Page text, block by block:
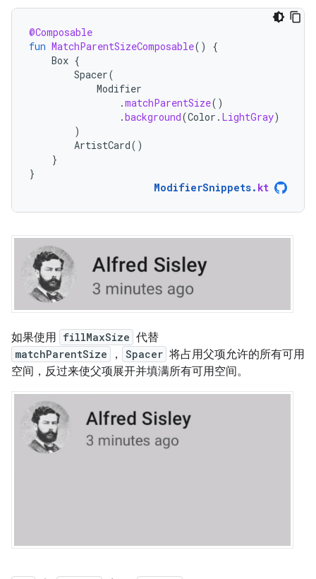
@Composable
fun MatchParentSizeComposable()
{
Box {
Spacer(
Modifier
.matchParentSize()
.background(Color . LightGray)
)
ArtistCard()
}
}
ModifierSnippets. kt
如果使用 fillMaxSize 代替
matchParentSize ， Spacer 将占用父项允许的所有可用
空间，反过来使父项展开并填满所有可用空间。